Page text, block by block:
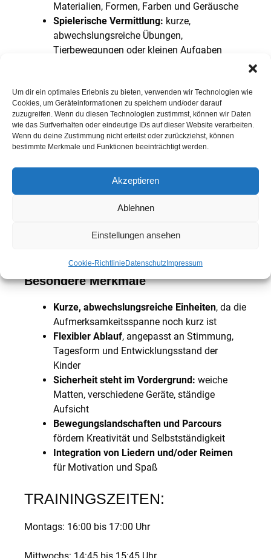
Um dir ein optimales Erlebnis zu bieten, verwenden wir Technologien wie
Cookies, um Geräteinformationen zu speichern und/oder darauf
zuzugreifen. Wenn du diesen Technologien zustimmst, können wir Daten
wie das Surfverhalten oder eindeutige IDs auf dieser Website verarbeiten.
Wenn du deine Zustimmung nicht erteilst oder zurückziehst, können
bestimmte Merkmale und Funktionen beeinträchtigt werden.
Akzeptieren
Ablehnen
Einstellungen ansehen
Cookie-RichtlinieDatenschutzImpressum
Materialien, Formen, Farben und Geräusche
Spielerische Vermittlung: kurze,
abwechslungsreiche Übungen,
Tierbewegungen oder kleinen Aufgaben
Förderung dermotorischen
Grundfähigkeiten: Koordination,
Gleichgewicht, Kraft, Beweglichkeit
Schulung derKörperwahrnehmungund der
Entwicklung vonSozialkompetenz
abwarten, miteinander spielen
Selbstvertrauen
Freude an Bewegung und Spiel in einer
Besondere Merkmale
Kurze, abwechslungsreiche Einheiten, da die
Aufmerksamkeitsspanne noch kurz ist
Flexibler Ablauf, angepasst an Stimmung,
Tagesform und Entwicklungsstand der
Kinder
Sicherheit steht im Vordergrund: weiche
Matten, verschiedene Geräte, ständige
Aufsicht
Bewegungslandschaften und Parcours
fördern Kreativität und Selbstständigkeit
Integration von Liedern und/oder Reimen
für Motivation und Spaß
TRAININGSZEITEN:
Montags: 16:00 bis 17:00 Uhr